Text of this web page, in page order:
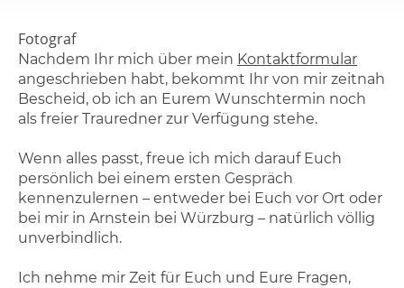
Fotograf
Nachdem Ihr mich über mein Kontaktformular
angeschrieben habt, bekommt Ihr von mir zeitnah
Bescheid, ob ich an Eurem Wunschtermin noch
als freier Trauredner zur Verfügung stehe.
Wenn alles passt, freue ich mich darauf Euch
persönlich bei einem ersten Gespräch
kennenzulernen – entweder bei Euch vor Ort oder
bei mir in Arnstein bei Würzburg – natürlich völlig
unverbindlich.
Ich nehme mir Zeit für Euch und Eure Fragen,